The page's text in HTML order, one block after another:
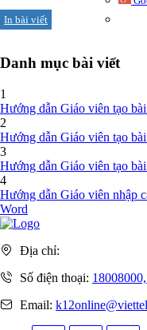
In bài viết
Danh mục bài viết
1
Hướng dẫn Giáo viên tạo
2
Hướng dẫn Giáo viên tạo
3
Hướng dẫn Giáo viên tạo
4
Hướng dẫn Giáo viên nhập
Word
Địa chỉ:
Số điện thoại:
Email: